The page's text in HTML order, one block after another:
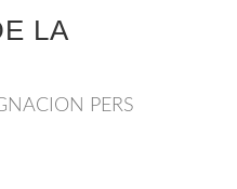
LA
PERS